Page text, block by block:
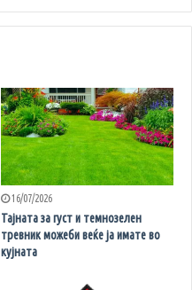
16/07/2026
Тајната за густ и темнозелен
тревник можеби веќе ја имате во
кујната